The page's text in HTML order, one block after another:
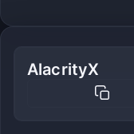
AlacrityX